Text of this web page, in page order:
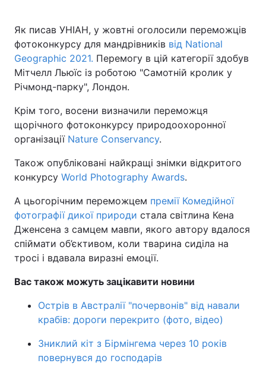
Як писав УНІАН, у жовтні оголосили переможців
фотоконкурсу для мандрівників від National
Geographic 2021. Перемогу в цій категорії здобув
Мітчелл Льюїс із роботою "Самотній кролик у
Річмонд-парку", Лондон.
Крім того, восени визначили переможця
щорічного фотоконкурсу природоохоронної
організації Nature Conservancy.
Також опубліковані найкращі знімки відкритого
конкурсу World Photography Awards.
А цьогорічним переможцем премії Комедійної
фотографії дикої природи стала світлина Кена
Дженсена з самцем мавпи, якого автору вдалося
спіймати об’єктивом, коли тварина сиділа на
тросі і вдавала виразні емоції.
Вас також можуть зацікавити новини
Острів в Австралії "почервонів" від навали
крабів: дороги перекрито (фото, відео)
Зниклий кіт з Бірмінгема через 10 років
повернувся до господарів